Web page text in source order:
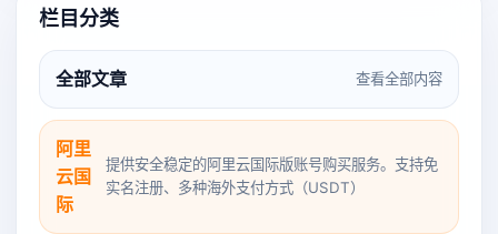
栏目分类
全部文章 查看全部内容
阿里
云国
际
提供安全稳定的阿里云国际版账号购买服务。支持免
实名注册、多种海外支付方式（USDT）